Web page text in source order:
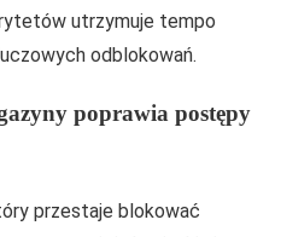
utrzymuje tempo
odblokowań.
poprawia postępy
przestaje blokować